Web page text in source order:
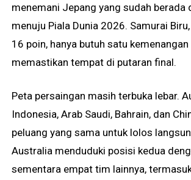
menemani Jepang yang sudah berada
menuju Piala Dunia 2026. Samurai
16 poin, hanya butuh satu
memastikan tempat di putaran final.
Peta persaingan masih terbuka lebar.
Indonesia, Arab Saudi, Bahrain, dan
peluang yang sama untuk lolos
Australia menduduki posisi kedua
sementara empat tim lainnya,